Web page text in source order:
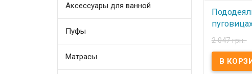
Аксессуары для ванной
Пуфы
Матрасы
Marco
Biege
В
2 047 грн.